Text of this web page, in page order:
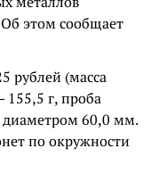
этом сообщает
рублей (масса
155,5 г, проба
диаметром 60,0 мм.
по окружности